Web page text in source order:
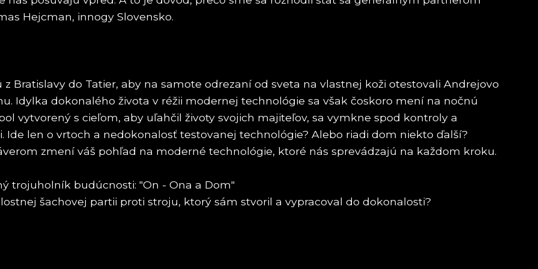
Hejcman, innogy Slovensko.
Bratislavy do Tatier, aby na samote odrezaní od sveta na vlastnej koži otestovali Andrejovo
Idylka dokonalého života v réžii modernej technológie sa však čoskoro mení na nočnú
vytvorený s cieľom, aby uľahčil životy svojich majiteľov, sa vymkne spod kontroly a
Ide len o vrtoch a nedokonalosť testovanej technológie? Alebo riadi dom niekto ďalší?
zmení váš pohľad na moderné technológie, ktoré nás sprevádzajú na každom kroku.
trojuholník budúcnosti: "On - Ona a Dom"
šachovej partii proti stroju, ktorý sám stvoril a vypracoval do dokonalosti?